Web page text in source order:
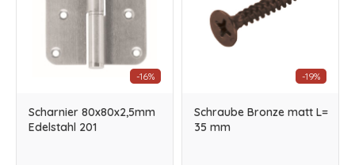
-16%
Scharnier 80x80x2,5mm
Edelstahl 201
-19%
Schraube Bronze matt L=
35 mm